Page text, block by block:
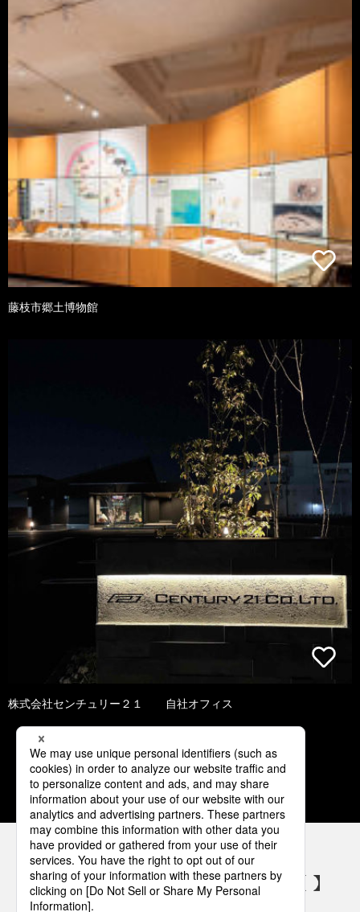
藤枝市郷土博物館
株式会社センチュリー２１ 自社オフィス
1 2 3 4 5
パナソニックの電気設備 SNSアカウント